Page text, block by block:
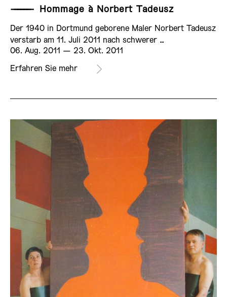
—————— Hommage à Norbert Tadeusz
Der 1940 in Dortmund geborene Maler Norbert Tadeusz
verstarb am 11. Juli 2011 nach schwerer …
06. Aug. 2011 ­— 23. Okt. 2011
Erfahren Sie mehr